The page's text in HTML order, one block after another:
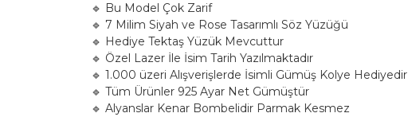
🔹 Bu Model Çok Zarif
🔹 7 Milim Siyah ve Rose Tasarımlı Söz Yüzüğü
🔹 Hediye Tektaş Yüzük Mevcuttur
🔹 Özel Lazer İle İsim Tarih Yazılmaktadır
🔹 1.000 üzeri Alışverişlerde İsimli Gümüş Kolye Hediyedir
🔹 Tüm Ürünler 925 Ayar Net Gümüştür
🔹 Alyanslar Kenar Bombelidir Parmak Kesmez